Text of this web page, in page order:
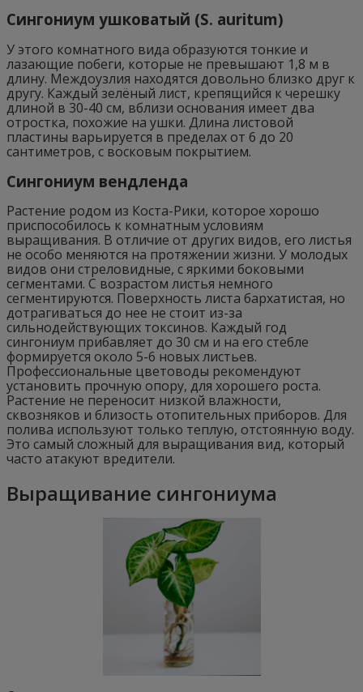
Сингониум ушковатый (S. auritum)
У этого комнатного вида образуются тонкие и
лазающие побеги, которые не превышают 1,8 м в
длину. Междоузлия находятся довольно близко друг к
другу. Каждый зелёный лист, крепящийся к черешку
длиной в 30-40 см, вблизи основания имеет два
отростка, похожие на ушки. Длина листовой
пластины варьируется в пределах от 6 до 20
сантиметров, с восковым покрытием.
Сингониум вендленда
Растение родом из Коста-Рики, которое хорошо
приспособилось к комнатным условиям
выращивания. В отличие от других видов, его листья
не особо меняются на протяжении жизни. У молодых
видов они стреловидные, с яркими боковыми
сегментами. С возрастом листья немного
сегментируются. Поверхность листа бархатистая, но
дотрагиваться до нее не стоит из-за
сильнодействующих токсинов. Каждый год
сингониум прибавляет до 30 см и на его стебле
формируется около 5-6 новых листьев.
Профессиональные цветоводы рекомендуют
установить прочную опору, для хорошего роста.
Растение не переносит низкой влажности,
сквозняков и близость отопительных приборов. Для
полива используют только теплую, отстоянную воду.
Это самый сложный для выращивания вид, который
часто атакуют вредители.
Выращивание сингониума